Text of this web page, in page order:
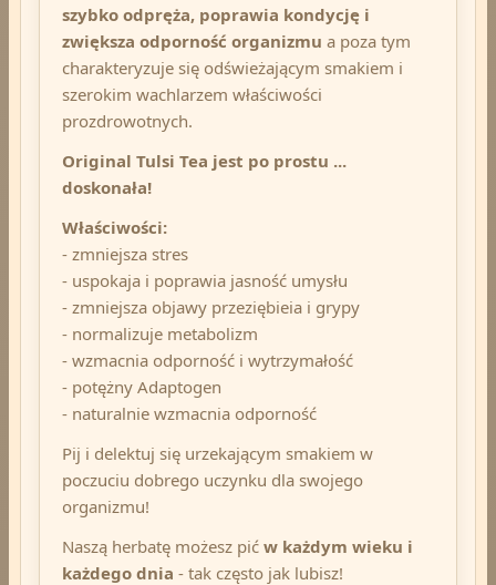
szybko odpręża, poprawia kondycję i
zwiększa odporność organizmu a poza tym
charakteryzuje się odświeżającym smakiem i
szerokim wachlarzem właściwości
prozdrowotnych.
Original Tulsi Tea jest po prostu ...
doskonała!
Właściwości:
- zmniejsza stres
- uspokaja i poprawia jasność umysłu
- zmniejsza objawy przeziębieia i grypy
- normalizuje metabolizm
- wzmacnia odporność i wytrzymałość
- potężny Adaptogen
- naturalnie wzmacnia odporność
Pij i delektuj się urzekającym smakiem w
poczuciu dobrego uczynku dla swojego
organizmu!
Naszą herbatę możesz pić w każdym wieku i
każdego dnia - tak często jak lubisz!